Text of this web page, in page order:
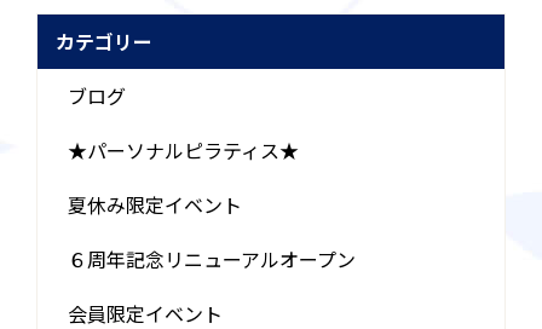
カテゴリー
ブログ
★パーソナルピラティス★
夏休み限定イベント
６周年記念リニューアルオープン
会員限定イベント